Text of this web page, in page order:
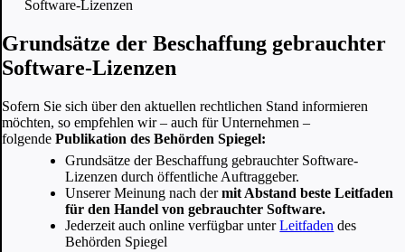
Grundsätze der Beschaffung gebrauchter
Software-Lizenzen
Sofern Sie sich über den aktuellen rechtlichen Stand informieren
möchten, so empfehlen wir – auch für Unternehmen –
folgendePublikation des Behörden Spiegel:
Grundsätze der Beschaffung gebrauchter Software-
Lizenzen durch öffentliche Auftraggeber.
Unserer Meinung nach dermit Abstand beste Leitfaden
für den Handel von gebrauchter Software.
Jederzeit auch online verfügbar unterLeitfaden des
Behörden Spiegel